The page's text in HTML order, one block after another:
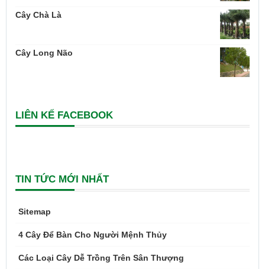
Cây Chà Là
Cây Long Não
LIÊN KẾ FACEBOOK
TIN TỨC MỚI NHẤT
Sitemap
4 Cây Để Bàn Cho Người Mệnh Thủy
Các Loại Cây Dễ Trồng Trên Sân Thượng